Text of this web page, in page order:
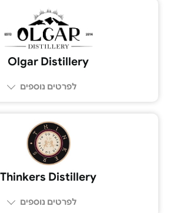
Olgar Distillery
לפרטים נוספים
Thinkers Distillery
לפרטים נוספים